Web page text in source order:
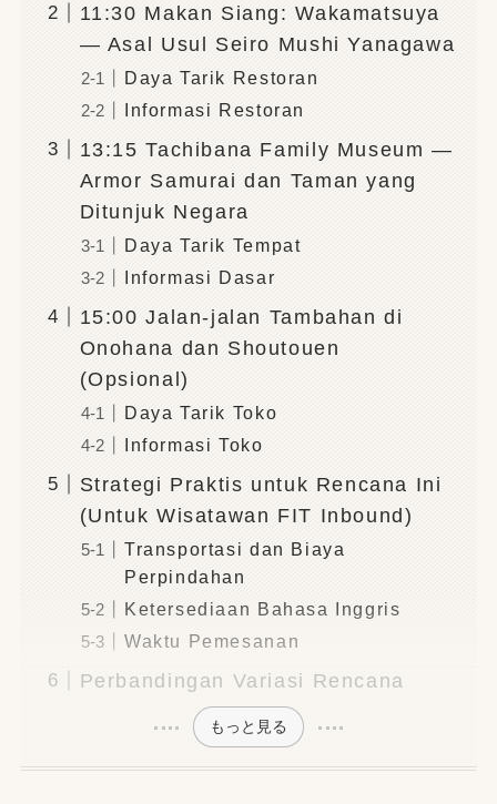
11:30 Makan Siang: Wakamatsuya
— Asal Usul Seiro Mushi Yanagawa
Daya Tarik Restoran
Informasi Restoran
13:15 Tachibana Family Museum —
Armor Samurai dan Taman yang
Ditunjuk Negara
Daya Tarik Tempat
Informasi Dasar
15:00 Jalan-jalan Tambahan di
Onohana dan Shoutouen
(Opsional)
Daya Tarik Toko
Informasi Toko
Strategi Praktis untuk Rencana Ini
(Untuk Wisatawan FIT Inbound)
Transportasi dan Biaya
Perpindahan
Ketersediaan Bahasa Inggris
Waktu Pemesanan
Perbandingan Variasi Rencana
もっと見る